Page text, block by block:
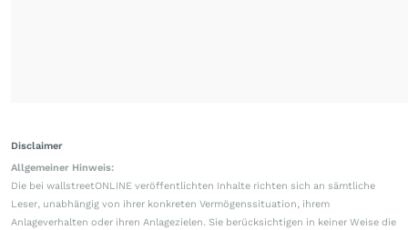
Disclaimer
Allgemeiner Hinweis:
Die bei wallstreetONLINE veröffentlichten Inhalte richten sich an sämtliche
Leser, unabhängig von ihrer konkreten Vermögenssituation, ihrem
Anlageverhalten oder ihren Anlagezielen. Sie berücksichtigen in keiner Weise die